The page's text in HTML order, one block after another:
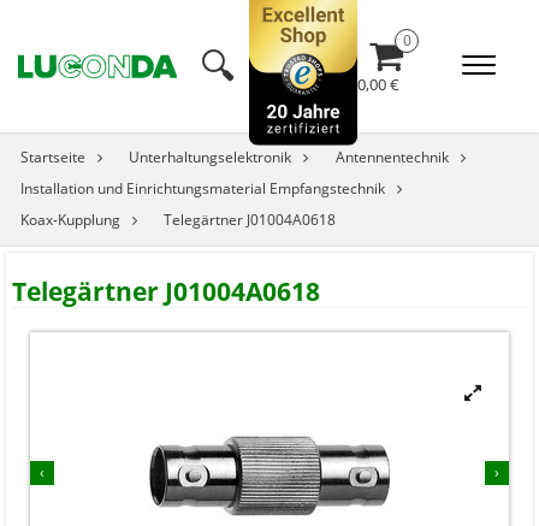
🔍︎ 0,00 €
Startseite Unterhaltungselektronik
Antennentechnik
Installation und Einrichtungsmaterial Empfangstechnik
Koax-Kupplung
Telegärtner J01004A0618
Telegärtner J01004A0618
‹ ›

